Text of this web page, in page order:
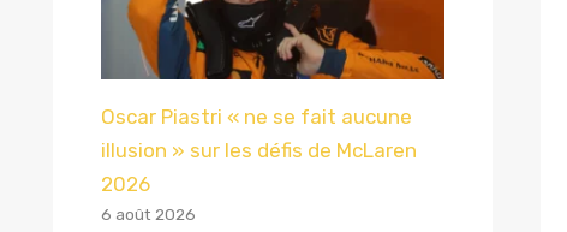
Oscar Piastri « ne se fait aucune
illusion » sur les défis de McLaren
2026
6 août 2026